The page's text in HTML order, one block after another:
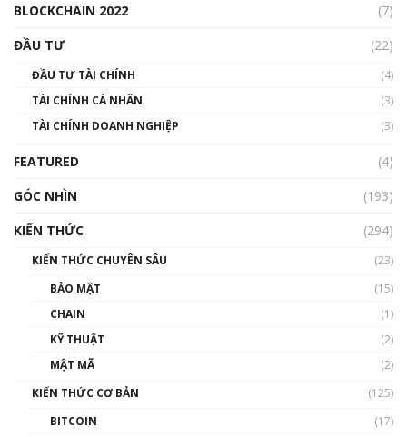
00:02:14
Nhìn lại năm 2022: Những sự kiện ảnh hưởng
đến hệ sinh thái tiền mã hoá | Phổ cập
00:43:47
BLOCKCHAIN 2022
(7)
ĐẦU TƯ
(22)
ĐẦU TƯ TÀI CHÍNH
(4)
TÀI CHÍNH CÁ NHÂN
(3)
TÀI CHÍNH DOANH NGHIỆP
(3)
FEATURED
(4)
GÓC NHÌN
(193)
KIẾN THỨC
(294)
KIẾN THỨC CHUYÊN SÂU
(23)
BẢO MẬT
(15)
CHAIN
(1)
KỸ THUẬT
(2)
MẬT MÃ
(2)
KIẾN THỨC CƠ BẢN
(125)
BITCOIN
(17)